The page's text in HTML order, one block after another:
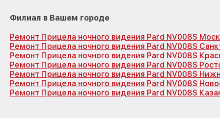
Филиал в Вашем городе
Ремонт Прицела ночного видения Pard NV008S
Ремонт Прицела ночного видения Pard NV008S
Ремонт Прицела ночного видения Pard NV008S
Ремонт Прицела ночного видения Pard NV008S
Ремонт Прицела ночного видения Pard NV008S
Ремонт Прицела ночного видения Pard NV008S
Ремонт Прицела ночного видения Pard NV008S